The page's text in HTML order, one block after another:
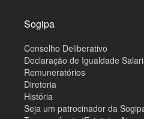
Sogipa
Conselho Deliberativo
Declaração de Igualdade
Remuneratórios
Diretoria
História
Seja um patrocinador da